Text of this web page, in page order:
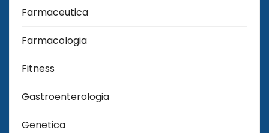
Farmaceutica
Farmacologia
Fitness
Gastroenterologia
Genetica